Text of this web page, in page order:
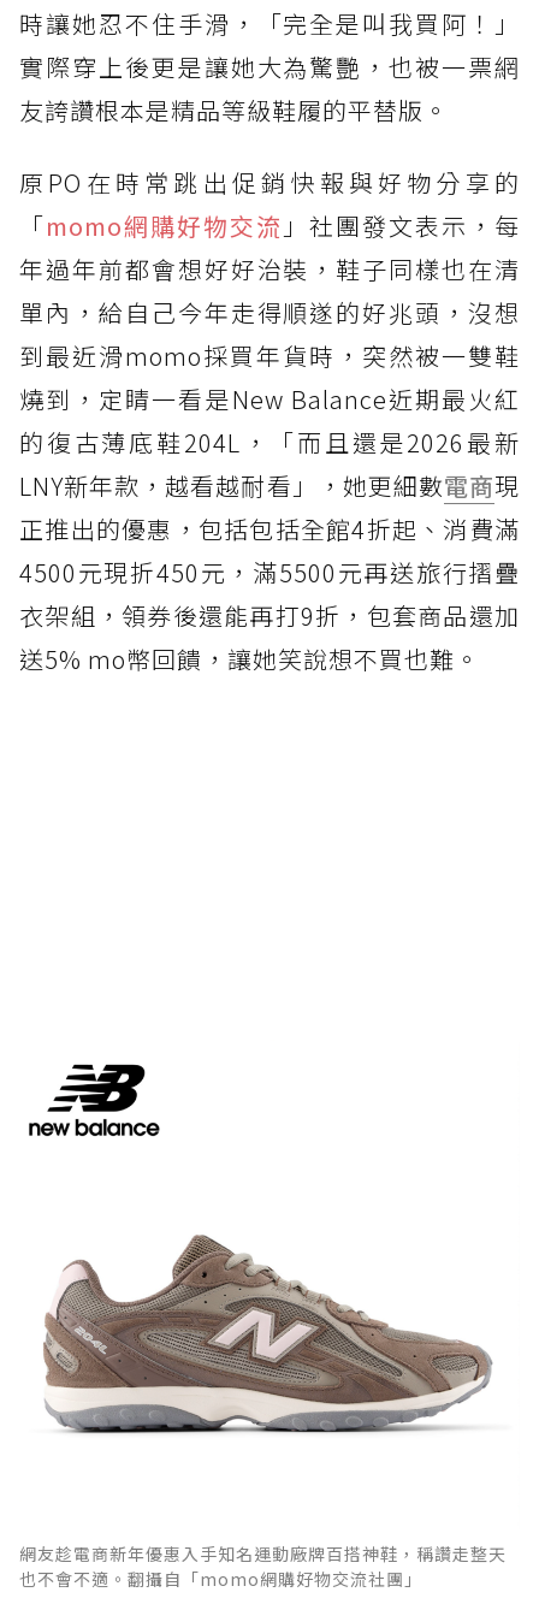
時讓她忍不住手滑，「完全是叫我買阿！」
實際穿上後更是讓她大為驚艷，也被一票網
友誇讚根本是精品等級鞋履的平替版。
原PO在時常跳出促銷快報與好物分享的
「momo網購好物交流 」社團發文表示，每
年過年前都會想好好治裝，鞋子同樣也在清
單內，給自己今年走得順遂的好兆頭，沒想
到最近滑momo採買年貨時，突然被一雙鞋
燒到，定睛一看是New Balance近期最火紅
的復古薄底鞋204L，「而且還是2026最新
LNY新年款，越看越耐看」，她更細數電商現
正推出的優惠，包括包括全館4折起、消費滿
4500元現折450元，滿5500元再送旅行摺疊
衣架組，領券後還能再打9折，包套商品還加
送5% mo幣回饋，讓她笑說想不買也難。
網友趁電商新年優惠入手知名運動廠牌百搭神鞋，稱讚走整天
也不會不適。翻攝自「momo網購好物交流社團」